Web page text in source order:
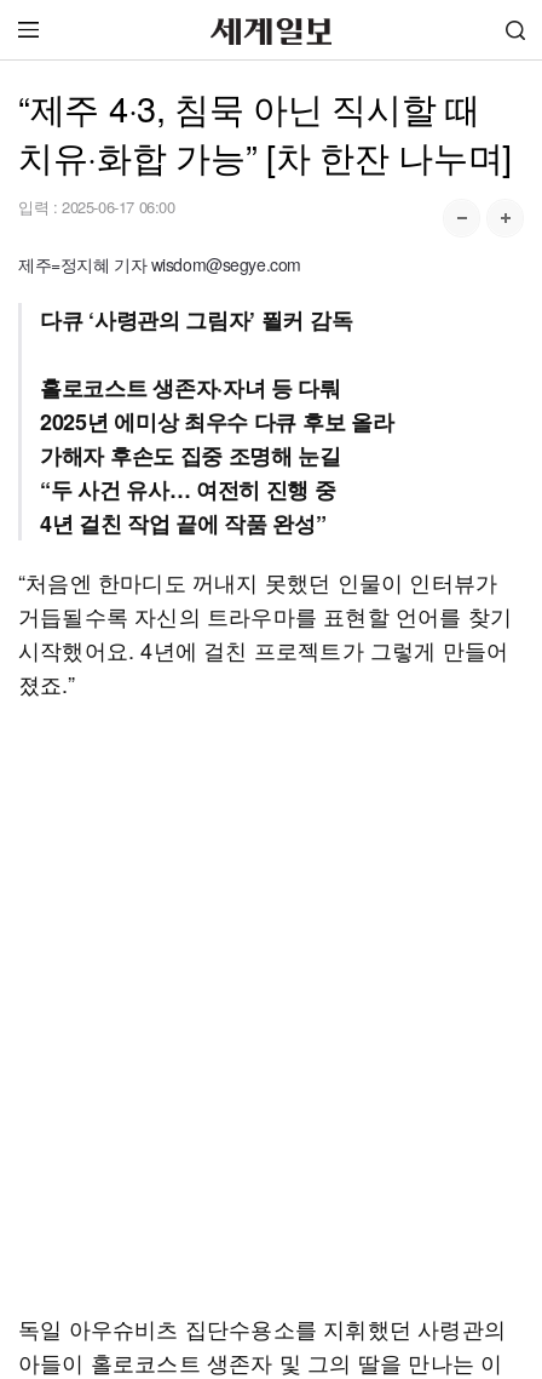
“제주 4·3, 침묵 아닌 직시할 때
치유·화합 가능” [차 한잔 나누며]
입력 : 2025-06-17 06:00
제주=정지혜 기자 wisdom@segye.com
다큐 ‘사령관의 그림자’ 푈커 감독
홀로코스트 생존자·자녀 등 다뤄
2025년 에미상 최우수 다큐 후보 올라
가해자 후손도 집중 조명해 눈길
“두 사건 유사… 여전히 진행 중
4년 걸친 작업 끝에 작품 완성”
“처음엔 한마디도 꺼내지 못했던 인물이 인터뷰가
거듭될수록 자신의 트라우마를 표현할 언어를 찾기
시작했어요. 4년에 걸친 프로젝트가 그렇게 만들어
졌죠.”
독일 아우슈비츠 집단수용소를 지휘했던 사령관의
아들이 홀로코스트 생존자 및 그의 딸을 만나는 이